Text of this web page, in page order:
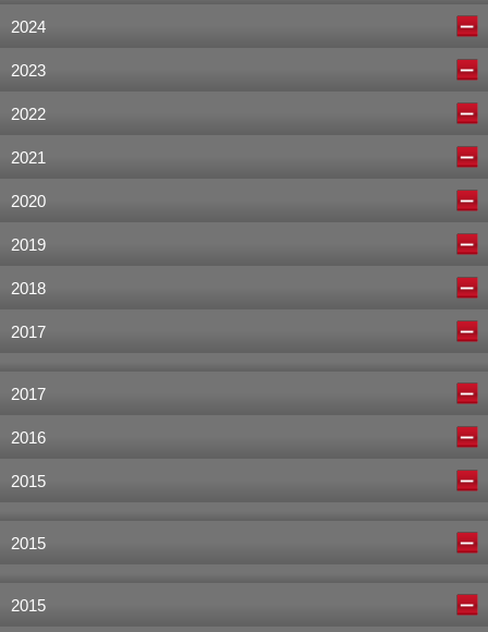
2024
2023
2022
2021
2020
2019
2018
2017
2017
2016
2015
2015
2015